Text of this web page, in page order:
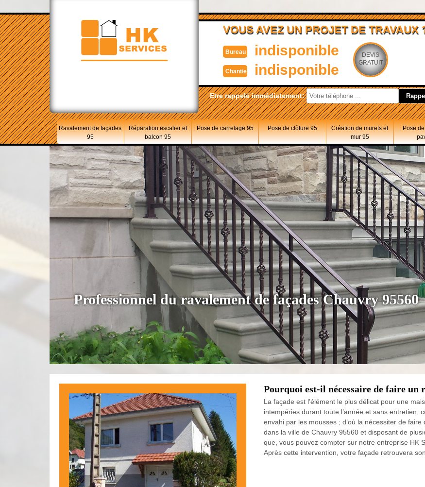
VOUS AVEZ UN PROJET DE TRAVAUX
Bureau indisponible
Chantier indisponible
DEVIS
GRATUIT
Etre rappelé immédiatement:
Ravalement de façades
95
Réparation escalier et
balcon 95
Pose de carrelage 95 Pose de clôture 95
Création de murets et
mur 95
Pose
Professionnel du ravalement de façades Chauvry 95560
Pourquoi est-il nécessaire de faire un
La façade est l’élément le plus délicat pour une
intempéries durant toute l’année et sans entretien,
envahi par les mousses ; d’où la nécessiter de
dans la ville de Chauvry 95560 et disposant de
que, vous pouvez compter sur notre entreprise HK
Après cette intervention, votre façade retrouvera